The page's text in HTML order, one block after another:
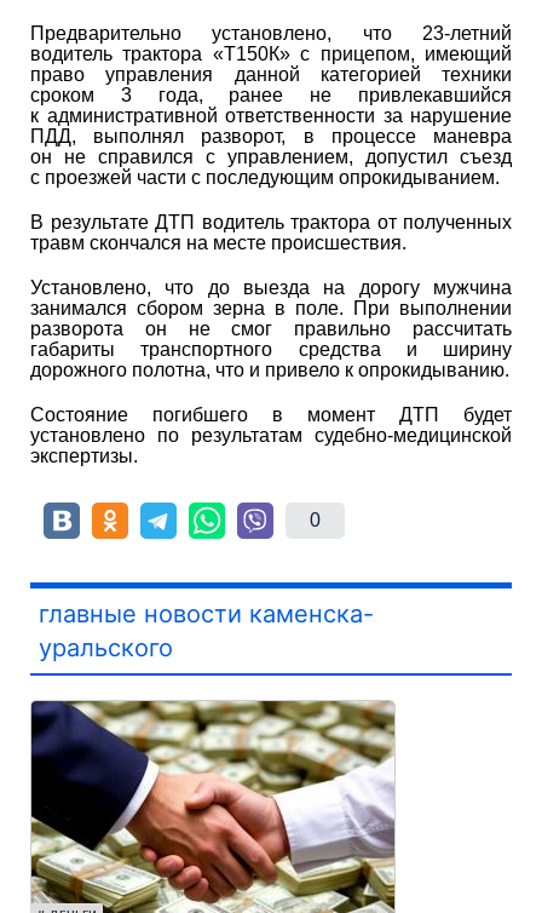
Предварительно установлено, что 23-летний
водитель трактора «Т150К» с прицепом, имеющий
право управления данной категорией техники
сроком 3 года, ранее не привлекавшийся
к административной ответственности за нарушение
ПДД, выполнял разворот, в процессе маневра
он не справился с управлением, допустил съезд
с проезжей части с последующим опрокидыванием.
В результате ДТП водитель трактора от полученных
травм скончался на месте происшествия.
Установлено, что до выезда на дорогу мужчина
занимался сбором зерна в поле. При выполнении
разворота он не смог правильно рассчитать
габариты транспортного средства и ширину
дорожного полотна, что и привело к опрокидыванию.
Состояние погибшего в момент ДТП будет
установлено по результатам судебно-медицинской
экспертизы.
0
главные новости каменска-
уральского